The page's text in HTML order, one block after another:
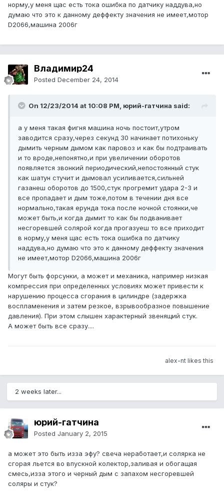
норму,у меня щас есть тока ошибка по датчику наддува,но
думаю что это к данному деффекту значения не имеет,мотор
D2066,машина 2006г
Владимир24
Posted December 24, 2014
On 12/23/2014 at 10:08 PM, юрий-гатчина said:
а у меня такая фигня машина ночь постоит,утром
заводится сразу,через секунд 30 начинает потихоньку
дымить черным дымом как паровоз и как бы подтраивать
и то вроде,непонятно,и при увеличении оборотов
появляется звонкий периодический,непостоянный стук
как шатун стучит и дымовал усиливается,сильней
газанеш оборотов до 1500,стук прогремит удара 2-3 и
все пропадает и дым тоже,потом в течении дня все
нормально,такая ерунда тока после ночной стоянки,че
может быть,и когда дымит то как бы подванивает
несгоревшей солярой когда прогазуеш то все приходит
в норму,у меня щас есть тока ошибка по датчику
наддува,но думаю что это к данному деффекту значения
не имеет,мотор D2066,машина 2006г
Могут быть форсунки, а может и механика, например низкая
компрессия при определенных условиях может привести к
нарушению процесса сгорания в цилиндре (задержка
воспламенения и затем резкое, взрывообразное повышение
давления). При этом слышен характерный звенящий стук.
А может быть все сразу....
alex-nt likes this
2 weeks later...
юрий-гатчина
Posted January 2, 2015
а может это быть изза эфу? свеча неработает,и солярка не
сгорая льется во впускной колектор,заливая и обогащая
смесь,изза этого и черный дым с запахом несгоревшей
соляры и стук?